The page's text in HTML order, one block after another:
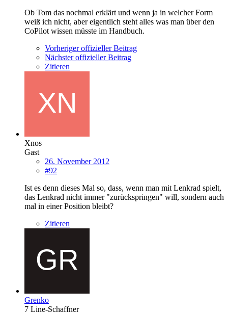
Ob Tom das nochmal erklärt und wenn ja in welcher Form
weiß ich nicht, aber eigentlich steht alles was man über den
CoPilot wissen müsste im Handbuch.
Vorheriger offizieller Beitrag
Nächster offizieller Beitrag
Zitieren
Xnos
Gast
26. November 2012
#92
Ist es denn dieses Mal so, dass, wenn man mit Lenkrad spielt,
das Lenkrad nicht immer "zurückspringen" will, sondern auch
mal in einer Position bleibt?
Zitieren
Grenko
7 Line-Schaffner